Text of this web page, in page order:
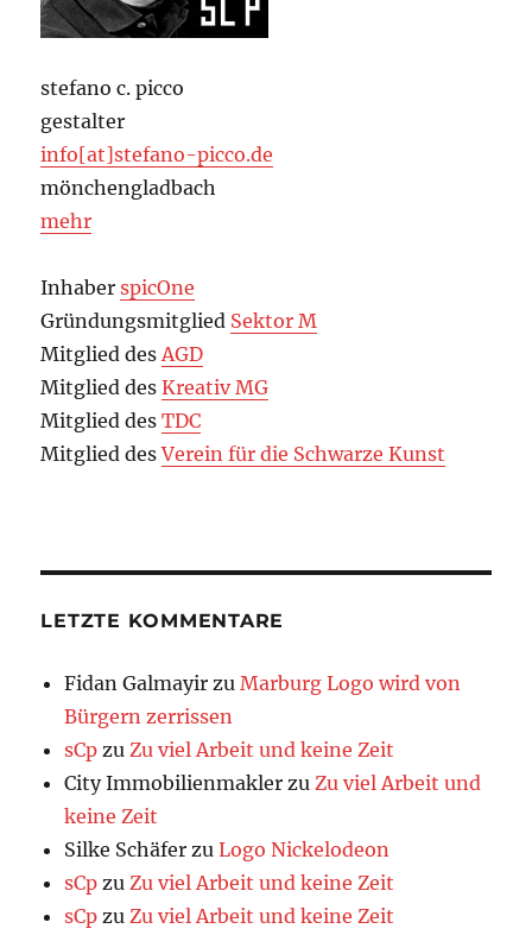
stefano c. picco
gestalter
info[at]stefano-picco.de
mönchengladbach
mehr
InhaberspicOne
Gründungsmitglied Sektor M
Mitglied des AGD
Mitglied desKreativ MG
Mitglied desTDC
Mitglied desVerein für die Schwarze Kunst
LETZTE KOMMENTARE
Fidan Galmayir zu Marburg Logo wird von
Bürgern zerrissen
sCp zu Zu viel Arbeit und keine Zeit
City Immobilienmakler zu Zu viel Arbeit und
keine Zeit
Silke Schäfer zuLogo Nickelodeon
sCp zu Zu viel Arbeit und keine Zeit
sCp zu Zu viel Arbeit und keine Zeit